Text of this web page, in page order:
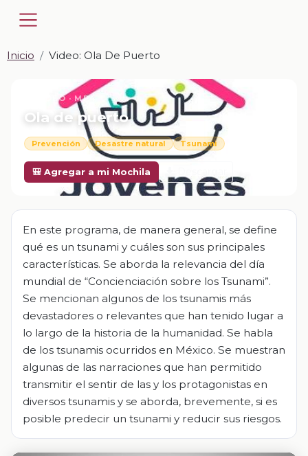
Inicio Video: Ola De Puerto
📎 VIDEO · MP4
Ola de puerto
Prevención Desastre natural Tsunami
🎒 Agregar a mi Mochila
En este programa, de manera general, se define
qué es un tsunami y cuáles son sus principales
características. Se aborda la relevancia del día
mundial de “Concienciación sobre los Tsunami”.
Se mencionan algunos de los tsunamis más
devastadores o relevantes que han tenido lugar a
lo largo de la historia de la humanidad. Se habla
de los tsunamis ocurridos en México. Se muestran
algunas de las narraciones que han permitido
transmitir el sentir de las y los protagonistas en
diversos tsunamis y se aborda, brevemente, si es
posible predecir un tsunami y reducir sus riesgos.